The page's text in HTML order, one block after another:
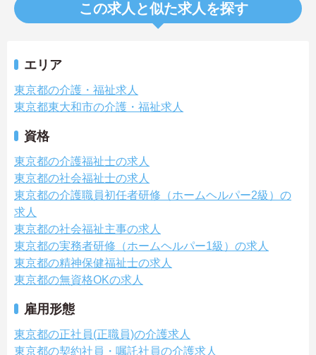
この求人と似た求人を探す
エリア
東京都の介護・福祉求人
東京都東大和市の介護・福祉求人
資格
東京都の介護福祉士の求人
東京都の社会福祉士の求人
東京都の介護職員初任者研修（ホームヘルパー2級）の
求人
東京都の社会福祉主事の求人
東京都の実務者研修（ホームヘルパー1級）の求人
東京都の精神保健福祉士の求人
東京都の無資格OKの求人
雇用形態
東京都の正社員(正職員)の介護求人
東京都の契約社員・嘱託社員の介護求人